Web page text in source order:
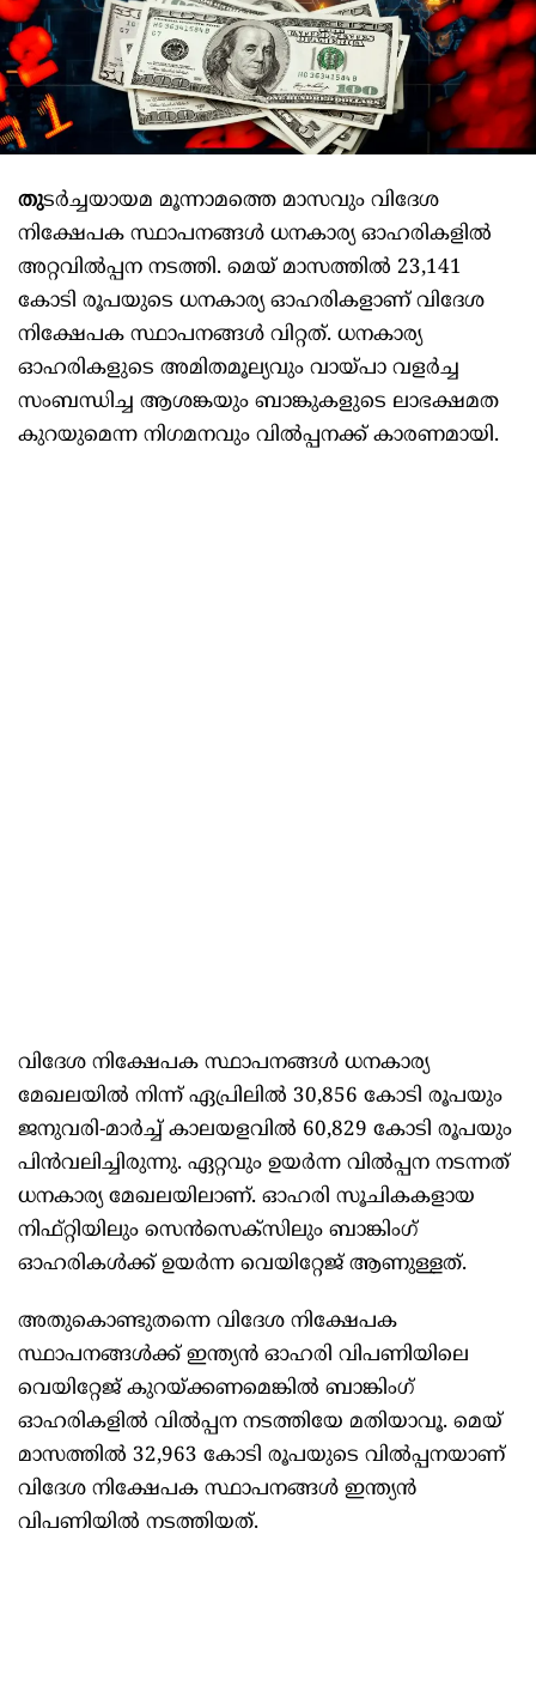
തുടര്‍ച്ചയായമ മൂന്നാമത്തെ മാസവും വിദേശ
നിക്ഷേപക സ്ഥാപനങ്ങള്‍ ധനകാര്യ ഓഹരികളില്‍
അറ്റവില്‍പ്പന നടത്തി. മെയ്‌ മാസത്തില്‍ 23,141
കോടി രൂപയുടെ ധനകാര്യ ഓഹരികളാണ്‌ വിദേശ
നിക്ഷേപക സ്ഥാപനങ്ങള്‍ വിറ്റത്‌. ധനകാര്യ
ഓഹരികളുടെ അമിതമൂല്യവും വായ്‌പാ വളര്‍ച്ച
സംബന്ധിച്ച ആശങ്കയും ബാങ്കുകളുടെ ലാഭക്ഷമത
കുറയുമെന്ന നിഗമനവും വില്‍പ്പനക്ക്‌ കാരണമായി.
വിദേശ നിക്ഷേപക സ്ഥാപനങ്ങള്‍ ധനകാര്യ
മേഖലയില്‍ നിന്ന്‌ ഏപ്രിലില്‍ 30,856 കോടി രൂപയും
ജനുവരി-മാര്‍ച്ച്‌ കാലയളവില്‍ 60,829 കോടി രൂപയും
പിന്‍വലിച്ചിരുന്നു. ഏറ്റവും ഉയര്‍ന്ന വില്‍പ്പന നടന്നത്‌
ധനകാര്യ മേഖലയിലാണ്‌. ഓഹരി സൂചികകളായ
നിഫ്‌റ്റിയിലും സെന്‍സെക്‌സിലും ബാങ്കിംഗ്‌
ഓഹരികള്‍ക്ക്‌ ഉയര്‍ന്ന വെയിറ്റേജ്‌ ആണുള്ളത്‌.
അതുകൊണ്ടുതന്നെ വിദേശ നിക്ഷേപക
സ്ഥാപനങ്ങള്‍ക്ക്‌ ഇന്ത്യന്‍ ഓഹരി വിപണിയിലെ
വെയിറ്റേജ്‌ കുറയ്‌ക്കണമെങ്കില്‍ ബാങ്കിംഗ്‌
ഓഹരികളില്‍ വില്‍പ്പന നടത്തിയേ മതിയാവൂ. മെയ്‌
മാസത്തില്‍ 32,963 കോടി രൂപയുടെ വില്‍പ്പനയാണ്‌
വിദേശ നിക്ഷേപക സ്ഥാപനങ്ങള്‍ ഇന്ത്യന്‍
വിപണിയില്‍ നടത്തിയത്‌.